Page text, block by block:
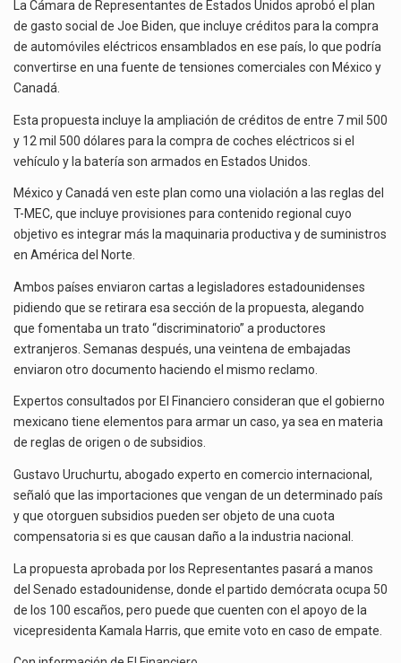
El gobierno de Estados Unidos anunciará un arancel del 15 % sobre los productos fabricados…
CANADÁ
Y
AVANZA
SU
CRÉDITOS
PARA
AUTOS
La Cámara de Representantes de Estados Unidos aprobó el plan
de gasto social de Joe Biden, que incluye créditos para la compra
de automóviles eléctricos ensamblados en ese país, lo que podría
convertirse en una fuente de tensiones comerciales con México y
Canadá.
Esta propuesta incluye la ampliación de créditos de entre 7 mil 500
y 12 mil 500 dólares para la compra de coches eléctricos si el
vehículo y la batería son armados en Estados Unidos.
México y Canadá ven este plan como una violación a las reglas del
T-MEC, que incluye provisiones para contenido regional cuyo
objetivo es integrar más la maquinaria productiva y de suministros
en América del Norte.
Ambos países enviaron cartas a legisladores estadounidenses
pidiendo que se retirara esa sección de la propuesta, alegando
que fomentaba un trato “discriminatorio” a productores
extranjeros. Semanas después, una veintena de embajadas
enviaron otro documento haciendo el mismo reclamo.
Expertos consultados por El Financiero consideran que el gobierno
mexicano tiene elementos para armar un caso, ya sea en materia
de reglas de origen o de subsidios.
Gustavo Uruchurtu, abogado experto en comercio internacional,
señaló que las importaciones que vengan de un determinado país
y que otorguen subsidios pueden ser objeto de una cuota
compensatoria si es que causan daño a la industria nacional.
La propuesta aprobada por los Representantes pasará a manos
del Senado estadounidense, donde el partido demócrata ocupa 50
de los 100 escaños, pero puede que cuenten con el apoyo de la
vicepresidenta Kamala Harris, que emite voto en caso de empate.